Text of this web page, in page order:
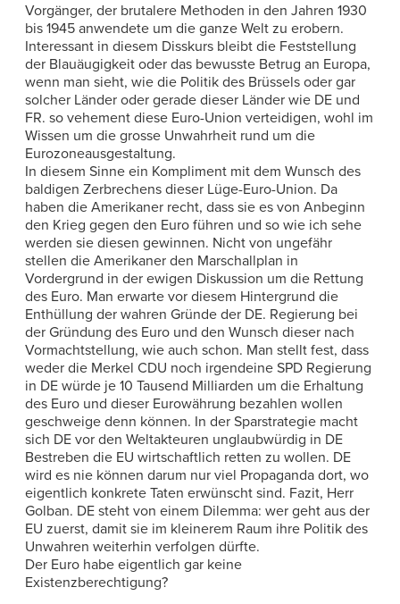
Vorgänger, der brutalere Methoden in den Jahren 1930
bis 1945 anwendete um die ganze Welt zu erobern.
Interessant in diesem Disskurs bleibt die Feststellung
der Blauäugigkeit oder das bewusste Betrug an Europa,
wenn man sieht, wie die Politik des Brüssels oder gar
solcher Länder oder gerade dieser Länder wie DE und
FR. so vehement diese Euro-Union verteidigen, wohl im
Wissen um die grosse Unwahrheit rund um die
Eurozoneausgestaltung.
In diesem Sinne ein Kompliment mit dem Wunsch des
baldigen Zerbrechens dieser Lüge-Euro-Union. Da
haben die Amerikaner recht, dass sie es von Anbeginn
den Krieg gegen den Euro führen und so wie ich sehe
werden sie diesen gewinnen. Nicht von ungefähr
stellen die Amerikaner den Marschallplan in
Vordergrund in der ewigen Diskussion um die Rettung
des Euro. Man erwarte vor diesem Hintergrund die
Enthüllung der wahren Gründe der DE. Regierung bei
der Gründung des Euro und den Wunsch dieser nach
Vormachtstellung, wie auch schon. Man stellt fest, dass
weder die Merkel CDU noch irgendeine SPD Regierung
in DE würde je 10 Tausend Milliarden um die Erhaltung
des Euro und dieser Eurowährung bezahlen wollen
geschweige denn können. In der Sparstrategie macht
sich DE vor den Weltakteuren unglaubwürdig in DE
Bestreben die EU wirtschaftlich retten zu wollen. DE
wird es nie können darum nur viel Propaganda dort, wo
eigentlich konkrete Taten erwünscht sind. Fazit, Herr
Golban. DE steht von einem Dilemma: wer geht aus der
EU zuerst, damit sie im kleinerem Raum ihre Politik des
Unwahren weiterhin verfolgen dürfte.
Der Euro habe eigentlich gar keine
Existenzberechtigung?